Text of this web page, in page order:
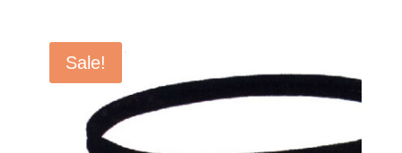
฿17,000.00.
Sale!